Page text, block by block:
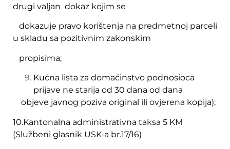
drugi valjan dokaz kojim se
dokazuje pravo korištenja na predmetnoj parceli
u skladu sa pozitivnim zakonskim
propisima;
Kućna lista za domaćinstvo podnosioca
prijave ne starija od 30 dana od dana
objeve javnog poziva original ili ovjerena kopija);
10.Kantonalna administrativna taksa 5 KM
(Službeni glasnik USK-a br.17/16)